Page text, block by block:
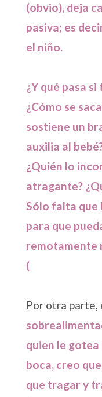
(obvio), deja
pasiva; es
el niño.
¿Y qué pasa
¿Cómo se
sostiene un
auxilia al
¿Quién lo
atragante?
Sólo falta que
para que
remotamente
(
Por otra parte,
quien le gotea
boca, creo
que tragar y